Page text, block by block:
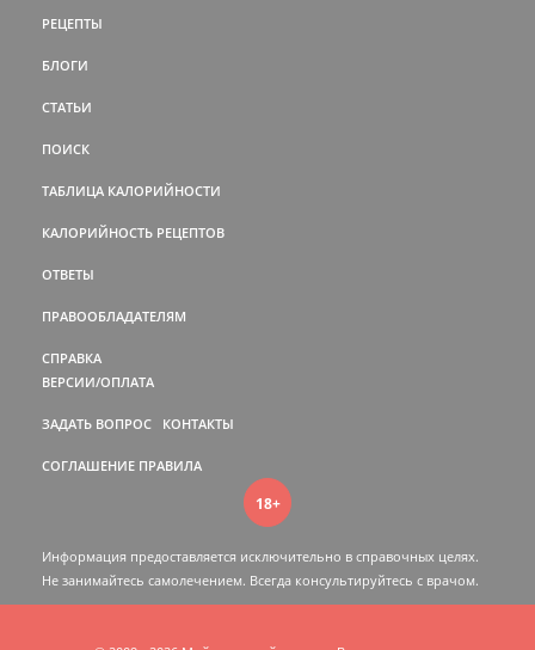
РЕЦЕПТЫ
БЛОГИ
СТАТЬИ
ПОИСК
ТАБЛИЦА КАЛОРИЙНОСТИ
КАЛОРИЙНОСТЬ РЕЦЕПТОВ
ОТВЕТЫ
ПРАВООБЛАДАТЕЛЯМ
СПРАВКА
ВЕРСИИ/ОПЛАТА
ЗАДАТЬ ВОПРОС КОНТАКТЫ
СОГЛАШЕНИЕ ПРАВИЛА
18+
Информация предоставляется исключительно в справочных целях.
Не занимайтесь самолечением. Всегда консультируйтесь c врачом.